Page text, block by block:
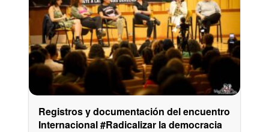
Registros y documentación del encuentro
Internacional #Radicalizar la democracia